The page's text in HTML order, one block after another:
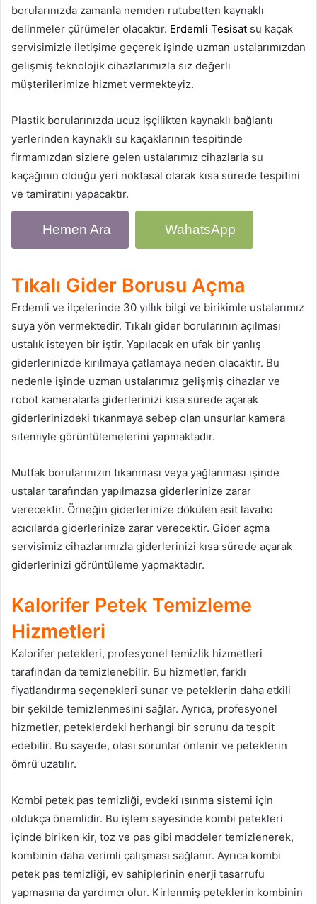
borularınızda zamanla nemden rutubetten kaynaklı
delinmeler çürümeler olacaktır. Erdemli Tesisat su kaçak
servisimizle iletişime geçerek işinde uzman ustalarımızdan
gelişmiş teknolojik cihazlarımızla siz değerli
müşterilerimize hizmet vermekteyiz.
Plastik borularınızda ucuz işçilikten kaynaklı bağlantı
yerlerinden kaynaklı su kaçaklarının tespitinde
firmamızdan sizlere gelen ustalarımız cihazlarla su
kaçağının olduğu yeri noktasal olarak kısa sürede tespitini
ve tamiratını yapacaktır.
Hemen Ara WahatsApp
Tıkalı Gider Borusu Açma
Erdemli ve ilçelerinde 30 yıllık bilgi ve birikimle ustalarımız
suya yön vermektedir. Tıkalı gider borularının açılması
ustalık isteyen bir iştir. Yapılacak en ufak bir yanlış
giderlerinizde kırılmaya çatlamaya neden olacaktır. Bu
nedenle işinde uzman ustalarımız gelişmiş cihazlar ve
robot kameralarla giderlerinizi kısa sürede açarak
giderlerinizdeki tıkanmaya sebep olan unsurlar kamera
sitemiyle görüntülemelerini yapmaktadır.
Mutfak borularınızın tıkanması veya yağlanması işinde
ustalar tarafından yapılmazsa giderlerinize zarar
verecektir. Örneğin giderlerinize dökülen asit lavabo
acıcılarda giderlerinize zarar verecektir. Gider açma
servisimiz cihazlarımızla giderlerinizi kısa sürede açarak
giderlerinizi görüntüleme yapmaktadır.
Kalorifer Petek Temizleme
Hizmetleri
Kalorifer petekleri, profesyonel temizlik hizmetleri
tarafından da temizlenebilir. Bu hizmetler, farklı
fiyatlandırma seçenekleri sunar ve peteklerin daha etkili
bir şekilde temizlenmesini sağlar. Ayrıca, profesyonel
hizmetler, peteklerdeki herhangi bir sorunu da tespit
edebilir. Bu sayede, olası sorunlar önlenir ve peteklerin
ömrü uzatılır.
Kombi petek pas temizliği, evdeki ısınma sistemi için
oldukça önemlidir. Bu işlem sayesinde kombi petekleri
içinde biriken kir, toz ve pas gibi maddeler temizlenerek,
kombinin daha verimli çalışması sağlanır. Ayrıca kombi
petek pas temizliği, ev sahiplerinin enerji tasarrufu
yapmasına da yardımcı olur. Kirlenmiş peteklerin kombinin